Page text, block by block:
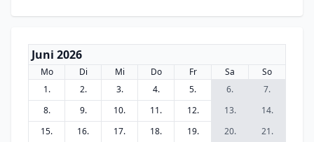
Juni 2026
Mo Di Mi Do Fr Sa
So
1.
2. 3. 4. 5. 6.
7.
8.
9. 10. 11. 12. 13.
14.
15.
16. 17. 18. 19. 20. 21.